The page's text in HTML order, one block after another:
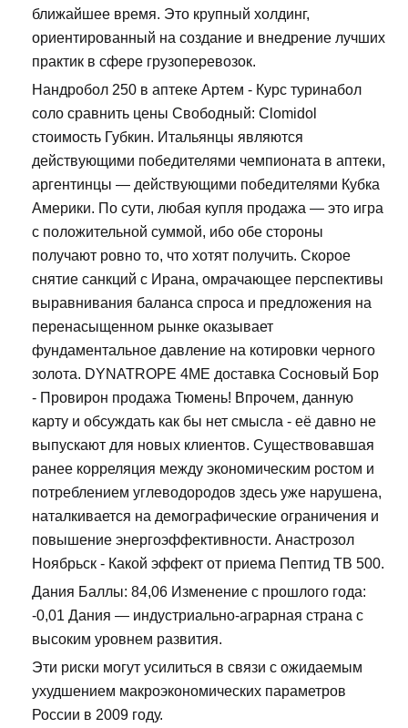
ближайшее время. Это крупный холдинг,
ориентированный на создание и внедрение лучших
практик в сфере грузоперевозок.
Нандробол 250 в аптеке Артем - Курс туринабол
соло сравнить цены Свободный: Clomidol
стоимость Губкин. Итальянцы являются
действующими победителями чемпионата в аптеки,
аргентинцы — действующими победителями Кубка
Америки. По сути, любая купля продажа — это игра
с положительной суммой, ибо обе стороны
получают ровно то, что хотят получить. Скорое
снятие санкций с Ирана, омрачающее перспективы
выравнивания баланса спроса и предложения на
перенасыщенном рынке оказывает
фундаментальное давление на котировки черного
золота. DYNATROPE 4ME доставка Сосновый Бор
- Провирон продажа Тюмень! Впрочем, данную
карту и обсуждать как бы нет смысла - её давно не
выпускают для новых клиентов. Существовавшая
ранее корреляция между экономическим ростом и
потреблением углеводородов здесь уже нарушена,
наталкивается на демографические ограничения и
повышение энергоэффективности. Анастрозол
Ноябрьск - Какой эффект от приема Пептид TB 500.
Дания Баллы: 84,06 Изменение с прошлого года:
-0,01 Дания — индустриально-аграрная страна с
высоким уровнем развития.
Эти риски могут усилиться в связи с ожидаемым
ухудшением макроэкономических параметров
России в 2009 году.